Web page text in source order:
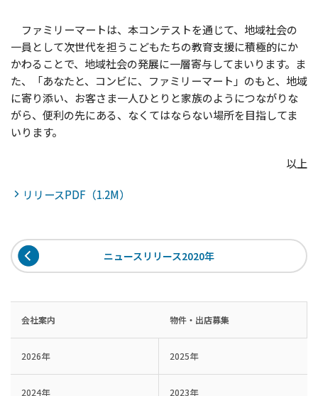
ファミリーマートは、本コンテストを通じて、地域社会の
一員として次世代を担うこどもたちの教育支援に積極的にか
かわることで、地域社会の発展に一層寄与してまいります。ま
た、「あなたと、コンビに、ファミリーマート」のもと、地域
に寄り添い、お客さま一人ひとりと家族のようにつながりな
がら、便利の先にある、なくてはならない場所を目指してま
いります。
以上
リリースPDF（1.2M）
ニュースリリース2020年
会社案内 物件・出店募集
2026年 2025年
2024年 2023年